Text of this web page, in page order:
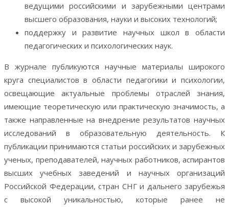
ведущими российскими и зарубежными центрами
высшего образования, науки и высоких технологий;
поддержку и развитие научных школ в области
педагогических и психологических наук.
В журнале публикуются научные материалы широкого
круга специалистов в области педагогики и психологии,
освещающие актуальные проблемы отраслей знания,
имеющие теоретическую или практическую значимость, а
также направленные на внедрение результатов научных
исследований в образовательную деятельность. К
публикации принимаются статьи российских и зарубежных
ученых, преподавателей, научных работников, аспирантов
высших учебных заведений и научных организаций
Российской Федерации, стран СНГ и дальнего зарубежья
с высокой уникальностью, которые ранее не